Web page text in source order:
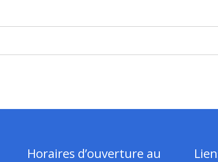
Horaires d’ouverture au